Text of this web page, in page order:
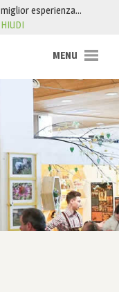
esperienza…